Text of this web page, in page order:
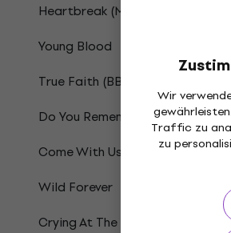
Wir
Traffic zu
zu
Heartbreak (Make Me A Dancer)
Young Blood
True Faith (BBC Session)
Do You Remember The First
Come With Us
Wild Forever
Crying At The Discotheque